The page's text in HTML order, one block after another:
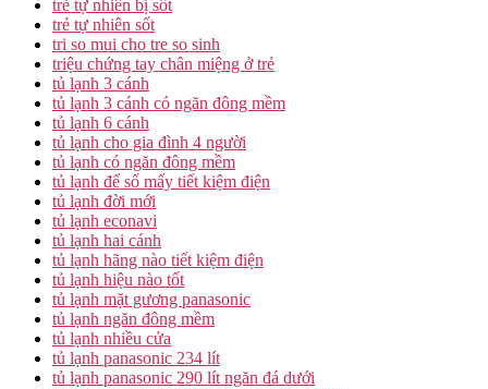
trẻ tự nhiên bị sốt
trẻ tự nhiên sốt
tri so mui cho tre so sinh
triệu chứng tay chân miệng ở trẻ
tủ lạnh 3 cánh
tủ lạnh 3 cánh có ngăn đông mềm
tủ lạnh 6 cánh
tủ lạnh cho gia đình 4 người
tủ lạnh có ngăn đông mềm
tủ lạnh để số mấy tiết kiệm điện
tủ lạnh đời mới
tủ lạnh econavi
tủ lạnh hai cánh
tủ lạnh hãng nào tiết kiệm điện
tủ lạnh hiệu nào tốt
tủ lạnh mặt gương panasonic
tủ lạnh ngăn đông mềm
tủ lạnh nhiều cửa
tủ lạnh panasonic 234 lít
tủ lạnh panasonic 290 lít ngăn đá dưới